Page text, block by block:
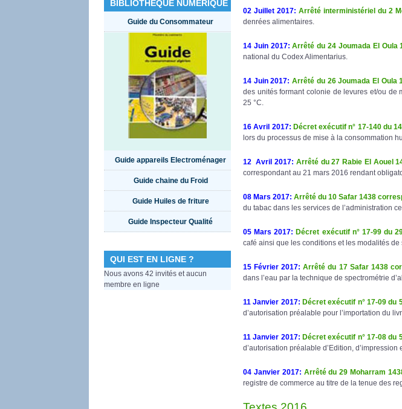
BIBLIOTHÈQUE NUMÉRIQUE
Guide du Consommateur
Guide appareils Electroménager
Guide chaine du Froid
Guide Huiles de friture
Guide Inspecteur Qualité
QUI EST EN LIGNE ?
Nous avons 42 invités et aucun
membre en ligne
02 Juillet 2017: Arrêté interministériel du 2
denrées alimentaires.
14 Juin 2017: Arrêté du 24 Joumada El Oula
national du Codex Alimentarius.
14 Juin 2017: Arrêté du 26 Joumada El Oula
des unités formant colonie de levures et/ou
25 °C.
16 Avril 2017: Décret exécutif n° 17-140 du
lors du processus de mise à la consommation
12 Avril 2017: Arrêté du 27 Rabie El Aouel
correspondant au 21 mars 2016 rendant
08 Mars 2017: Arrêté du 10 Safar 1438
du tabac dans les services de l’administration
05 Mars 2017: Décret exécutif n° 17-99 du
café ainsi que les conditions et les modalités de
15 Février 2017:Arrêté du 17 Safar 1438
dans l’eau par la technique de spectrométrie
11 Janvier 2017: Décret exécutif n° 17-09 du
d’autorisation préalable pour l’importation du
11 Janvier 2017: Décret exécutif n° 17-08 du
d’autorisation préalable d’Edition,
04 Janvier 2017: Arrêté du 29 Moharram
registre de commerce au titre de la tenue des